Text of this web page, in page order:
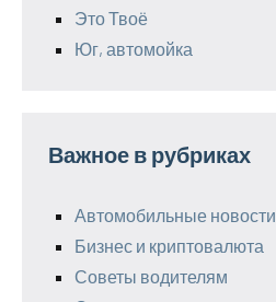
Это Твоё
Юг, автомойка
Важное в рубриках
Автомобильные новости
Бизнес и криптовалюта
Советы водителям